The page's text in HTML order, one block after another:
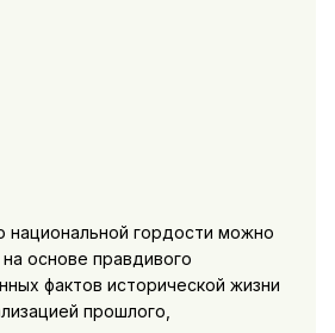
национальной гордости можно
основе правдивого
фактов исторической жизни
прошлого,